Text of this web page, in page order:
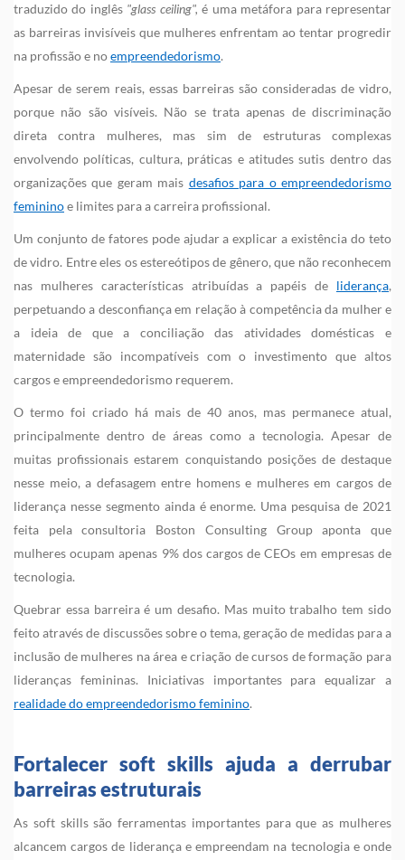
traduzido do inglês "glass ceiling", é uma metáfora para representar
as barreiras invisíveis que mulheres enfrentam ao tentar progredir
na profissão e noempreendedorismo.
Apesar de serem reais, essas barreiras são consideradas de vidro,
porque não são visíveis. Não se trata apenas de discriminação
direta contra mulheres, mas sim de estruturas complexas
envolvendo políticas, cultura, práticas e atitudes sutis dentro das
organizações que geram mais desafios para o empreendedorismo
femininoe limites para a carreira profissional.
Um conjunto de fatores pode ajudar a explicar a existência do teto
de vidro. Entre eles os estereótipos de gênero, que não reconhecem
nas mulheres características atribuídas a papéis de liderança,
perpetuando a desconfiança em relação à competência da mulher e
a ideia de que a conciliação das atividades domésticas e
maternidade são incompatíveis com o investimento que altos
cargos e empreendedorismo requerem.
O termo foi criado há mais de 40 anos, mas permanece atual,
principalmente dentro de áreas como a tecnologia. Apesar de
muitas profissionais estarem conquistando posições de destaque
nesse meio, a defasagem entre homens e mulheres em cargos de
liderança nesse segmento ainda é enorme. Uma pesquisa de 2021
feita pela consultoria Boston Consulting Group aponta que
mulheres ocupam apenas 9% dos cargos de CEOs em empresas de
tecnologia.
Quebrar essa barreira é um desafio. Mas muito trabalho tem sido
feito através de discussões sobre o tema, geração de medidas para a
inclusão de mulheres na área e criação de cursos de formação para
lideranças femininas. Iniciativas importantes para equalizar a
realidade do empreendedorismo feminino.
Fortalecer soft skills ajuda a derrubar
barreiras estruturais
As soft skills são ferramentas importantes para que as mulheres
alcancem cargos de liderança e empreendam na tecnologia e onde